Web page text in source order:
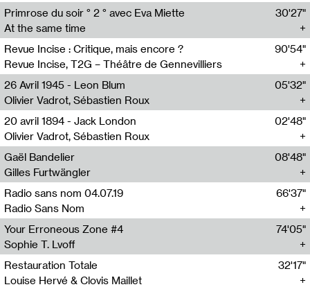
Primrose du soir ° 2 ° avec Eva Miette
At the same time
30'27"
Revue Incise : Critique, mais encore ?
Revue Incise, T2G – Théâtre de Gennevilliers
90'54"
26 Avril 1945 - Leon Blum
Olivier Vadrot, Sébastien Roux
05'32"
20 avril 1894 - Jack London
Olivier Vadrot, Sébastien Roux
02'48"
Gaël Bandelier
Gilles Furtwängler
08'48"
Radio sans nom 04.07.19
Radio Sans Nom
66'37"
Your Erroneous Zone #4
Sophie T. Lvoff
74'05"
Restauration Totale
Louise Hervé & Clovis Maillet
32'17"